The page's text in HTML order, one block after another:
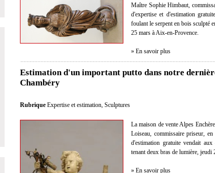
Maître Sophie Himbaut,
d'expertise et d'estimation
foulant le serpent en bois sculpté
25 mars à Aix-en-Provence.
» En savoir plus
Estimation d'un important putto dans notre
Chambéry
Rubrique Expertise et estimation, Sculptures
La maison de vente Alpes
Loiseau, commissaire priseur,
d'estimation gratuite vendait
tenant deux bras de lumière, jeudi
» En savoir plus